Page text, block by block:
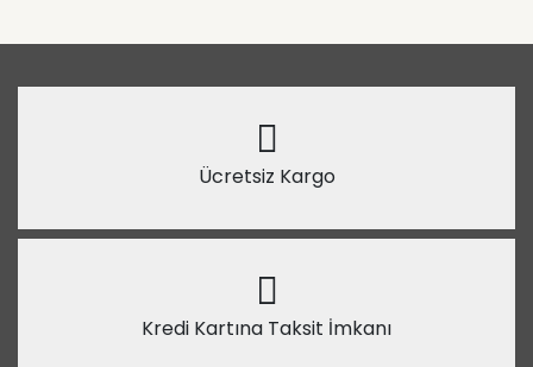
Ücretsiz Kargo
Kredi Kartına Taksit İmkanı